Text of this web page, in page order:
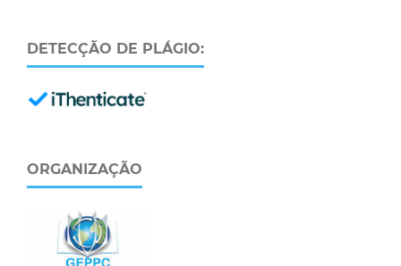
DETECÇÃO DE PLÁGIO:
ORGANIZAÇÃO